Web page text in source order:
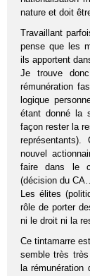
nature et doit
Travaillant
pense que les
ils apportent
Je trouve
rémunération
logique
étant donné la
façon rester la
nouvel
faire dans le
(décision du
Les élites
rôle de porter
ni le droit ni la
Ce tintamarre
semble très
la rémunération